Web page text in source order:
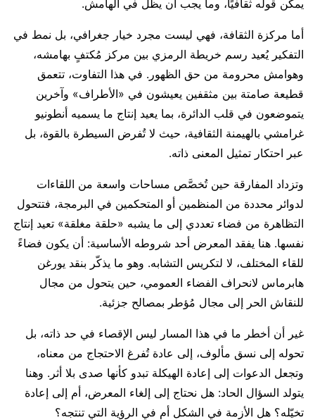
يمكن قوله ثقافيًا، وما يجب أن يظل في الهامش.
أما مركزة الثقافة، فهي ليست مجرد خيار جغرافي، بل نمط في
التفكير يُعيد رسم خريطة الرمزي بين مركز مُكتفٍ بهامشه،
وهوامش محرومة من حق الظهور. في هذا التفاوت، تتعمق
قطيعة صامتة بين مثقفين يعيشون في «الأطراف» وآخرين
يتموضعون في قلب الدائرة، بما يعيد إنتاج ما يسميه أنطونيو
غرامشي بالهيمنة الثقافية، حيث لا تُفرض السيطرة بالقوة، بل
عبر احتكار تمثيل المعنى ذاته.
وتزداد المفارقة حين تُخصَّص مساحات واسعة من اللقاءات
لدوائر محددة من المنظمين أو المتحكمين في البرمجة، فتتحول
التظاهرة من فضاء تعددي إلى ما يشبه «حلقة مغلقة» تعيد إنتاج
نفسها. هنا يفقد المعرض أحد شروطه الأساسية: أن يكون فضاءً
للقاء المختلف، لا لتكريس التشابه. وهو ما يذكّر بنقد يورغن
هابرماس لانحراف الفضاء العمومي، حين يتحول من مجال
للنقاش الحر إلى مجال مُؤطر بمصالح جزئية.
غير أن أخطر ما في هذا المسار ليس الإقصاء في حد ذاته، بل
تحوله إلى نسق مألوف، إلى عادة تُفرغ الاحتجاج من معناه،
وتجعل الدعوات إلى إعادة الهيكلة تبدو كأنها صدى بلا أثر. وهنا
يتولد السؤال الحاد: هل نحتاج إلى إلغاء المعرض، أم إلى إعادة
تخيّله؟ هل الأزمة في الشكل أم في الرؤية التي تنتجه؟